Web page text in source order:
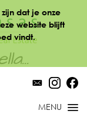
dat je onze
website blijft
vindt.